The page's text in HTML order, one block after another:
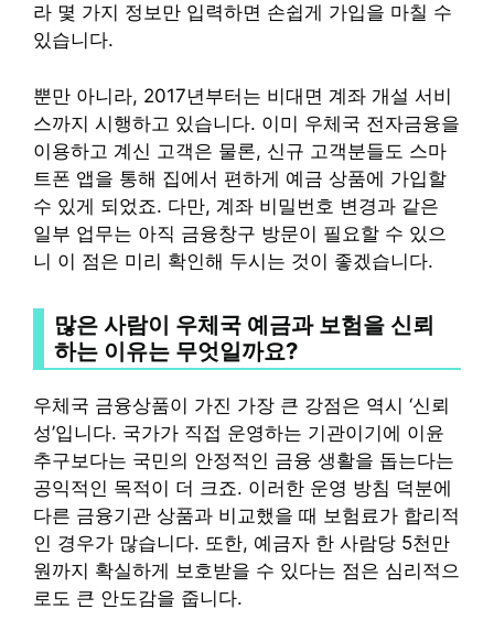
라 몇 가지 정보만 입력하면 손쉽게 가입을 마칠 수
있습니다.
뿐만 아니라, 2017년부터는 비대면 계좌 개설 서비
스까지 시행하고 있습니다. 이미 우체국 전자금융을
이용하고 계신 고객은 물론, 신규 고객분들도 스마
트폰 앱을 통해 집에서 편하게 예금 상품에 가입할
수 있게 되었죠. 다만, 계좌 비밀번호 변경과 같은
일부 업무는 아직 금융창구 방문이 필요할 수 있으
니 이 점은 미리 확인해 두시는 것이 좋겠습니다.
많은 사람이 우체국 예금과 보험을 신뢰
하는 이유는 무엇일까요?
우체국 금융상품이 가진 가장 큰 강점은 역시 ‘신뢰
성’입니다. 국가가 직접 운영하는 기관이기에 이윤
추구보다는 국민의 안정적인 금융 생활을 돕는다는
공익적인 목적이 더 크죠. 이러한 운영 방침 덕분에
다른 금융기관 상품과 비교했을 때 보험료가 합리적
인 경우가 많습니다. 또한, 예금자 한 사람당 5천만
원까지 확실하게 보호받을 수 있다는 점은 심리적으
로도 큰 안도감을 줍니다.